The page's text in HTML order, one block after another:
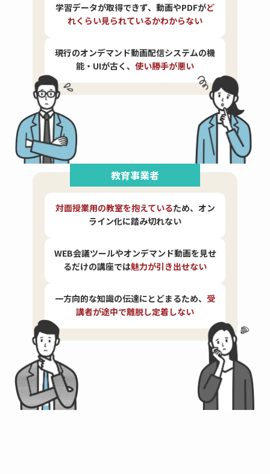
学習データが取得できず、動画やPDFがど
れくらい見られているかわからない
現行のオンデマンド動画配信システムの機
能・UIが古く、 使い勝手が悪い
教育事業者
対面授業用の教室を抱えているため、オン
ライン化に踏み切れない
WEB会議ツールやオンデマンド動画を見せ
るだけの講座では魅力が引き出せない
一方向的な知識の伝達にとどまるため、 受
講者が途中で離脱し定着しない